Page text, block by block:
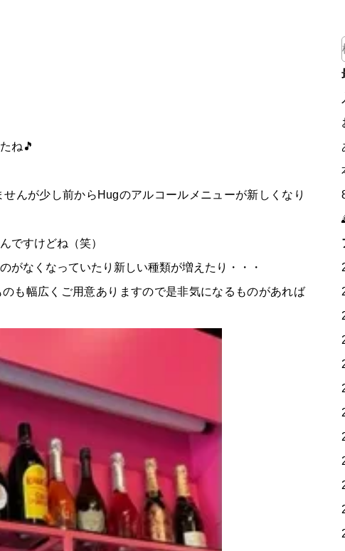
ね🎵
んが少し前からHugのアルコールメニューが新しくなり
ですけどね（笑）
がなくなっていたり新しい種類が増えたり・・・
も幅広くご用意ありますので是非気になるものがあれば